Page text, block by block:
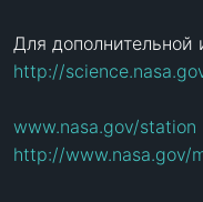
http://
www.nasa.gov/station
http://www.nasa.gov/